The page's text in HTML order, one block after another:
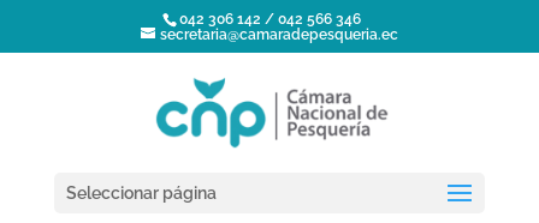
042 306 142 / 042 566 346
secretaria@camaradepesqueria.ec
Seleccionar página